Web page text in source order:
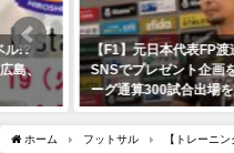
【F1】元日本代表FP渡邉知晃が
SNSでプレゼント企画を実施「Fリ
ーグ通算300試合出場を記念して」
ホーム フットサル 【トレーニ